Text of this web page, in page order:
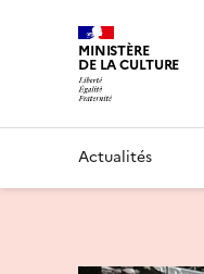
MINISTÈRE
DE LA CULTURE
Actualités